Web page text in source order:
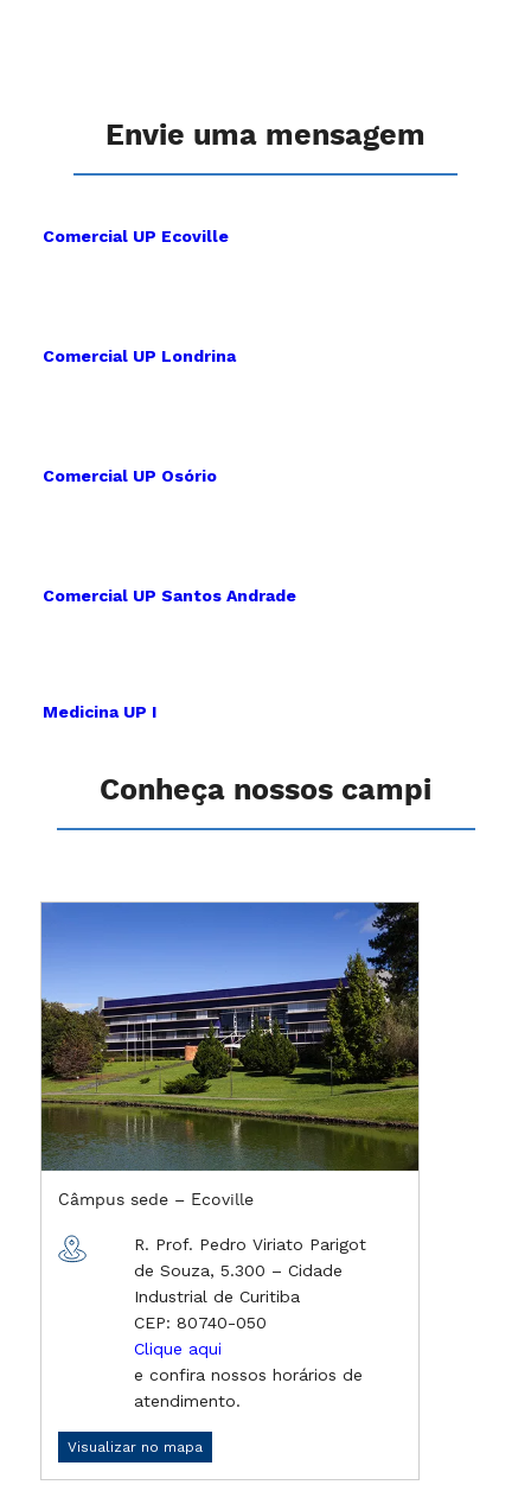
Envie uma mensagem
Comercial UP Ecoville
Comercial UP Londrina
Comercial UP Osório
Comercial UP Santos Andrade
Medicina UP I
Conheça nossos campi
Câmpus sede – Ecoville
R. Prof. Pedro Viriato Parigot
de Souza, 5.300 – Cidade
Industrial de Curitiba
CEP: 80740-050
Clique aqui
e confira nossos horários de
atendimento.
Visualizar no mapa